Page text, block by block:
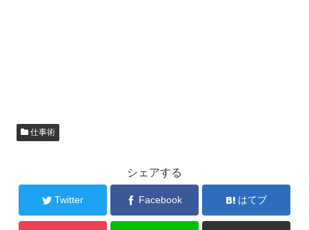
仕事術
シェアする
Twitter Facebook はてブ